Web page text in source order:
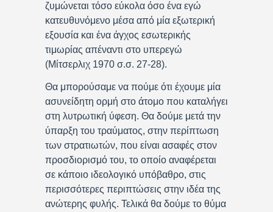
ζυμώνεται τόσο εύκολα όσο ένα εγώ
κατευθυνόμενο μέσα από μία εξωτερική
εξουσία και ένα άγχος εσωτερικής
τιμωρίας απέναντι στο υπερεγώ
(Μίτσερλιχ 1970 σ.σ. 27-28).
Θα μπορούσαμε να πούμε ότι έχουμε μία
ασυνείδητη ορμή στο άτομο που καταλήγει
στη λυτρωτική ύφεση. Θα δούμε μετά την
ύπαρξη του τραύματος, στην περίπτωση
των στρατιωτών, που είναι ασαφές στον
προσδιορισμό του, το οποίο αναφέρεται
σε κάποιο ιδεολογικό υπόβαθρο, στις
περισσότερες περιπτώσεις στην ιδέα της
ανώτερης φυλής. Τελικά θα δούμε το θύμα